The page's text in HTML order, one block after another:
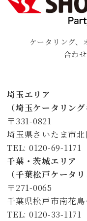
ケータリング、
合わ
埼玉エリア
（埼玉ケータリング
〒331-0821
埼玉県さいたま市
TEL: 0120-69-1171
千葉・茨城エリア
（千葉松戸ケータ
〒271-0065
千葉県松戸市南花
TEL: 0120-33-1171